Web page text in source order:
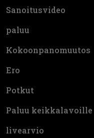
Sanoitusvideo
paluu
Kokoonpanomuutos
Ero
Potkut
Paluu keikkalavoille
livearvio